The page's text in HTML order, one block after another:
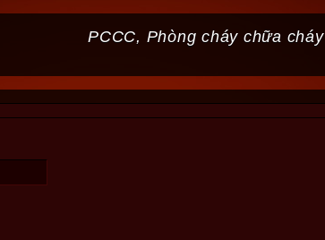
PCCC, Phòng cháy chữa cháy